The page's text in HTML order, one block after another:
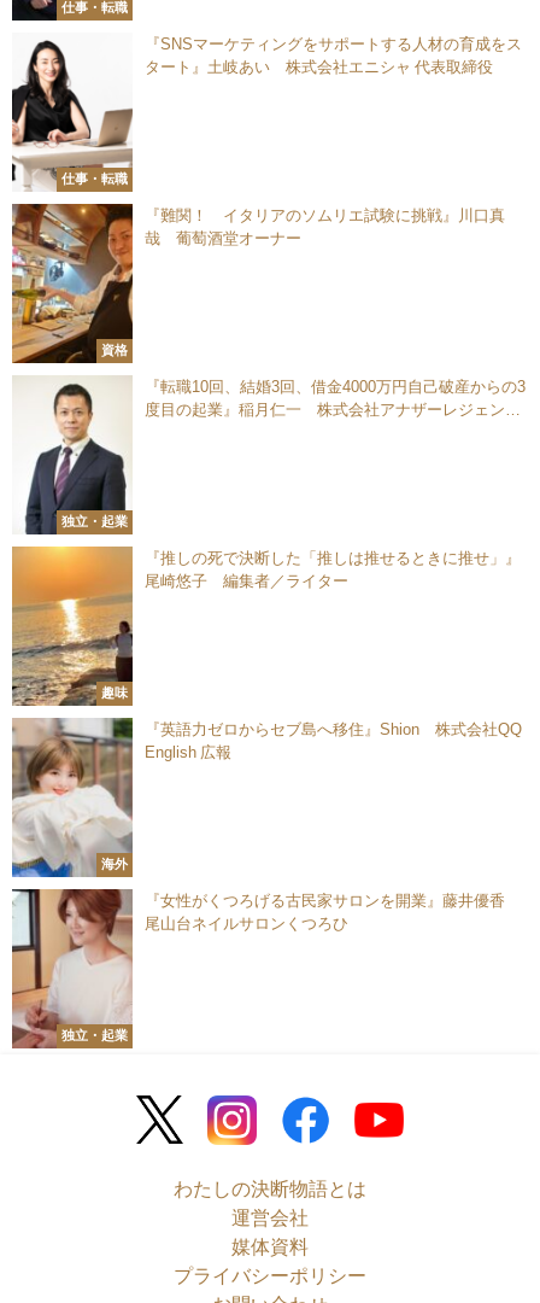
仕事・転職
仕事・転職
『SNSマーケティングをサポートする人材の育成をス
タート』土岐あい 株式会社エニシャ 代表取締役
資格
『難関！ イタリアのソムリエ試験に挑戦』川口真
哉 葡萄酒堂オーナー
独立・起業
『転職10回、結婚3回、借金4000万円自己破産からの3
度目の起業』稲月仁一 株式会社アナザーレジェンド
趣味
『推しの死で決断した「推しは推せるときに推せ」』
尾崎悠子 編集者／ライター
海外
『英語力ゼロからセブ島へ移住』Shion 株式会社QQ
English 広報
独立・起業
『女性がくつろげる古民家サロンを開業』藤井優香
尾山台ネイルサロンくつろひ
わたしの決断物語とは
運営会社
媒体資料
プライバシーポリシー